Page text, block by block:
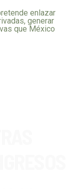
enlazar
generar
que México